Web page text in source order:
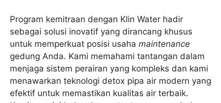
Program kemitraan dengan Klin Water hadir
sebagai solusi inovatif yang dirancang khusus
untuk memperkuat posisi usaha maintenance
gedung Anda. Kami memahami tantangan dalam
menjaga sistem perairan yang kompleks dan kami
menawarkan teknologi detox pipa air modern yang
efektif untuk memastikan kualitas air terbaik.